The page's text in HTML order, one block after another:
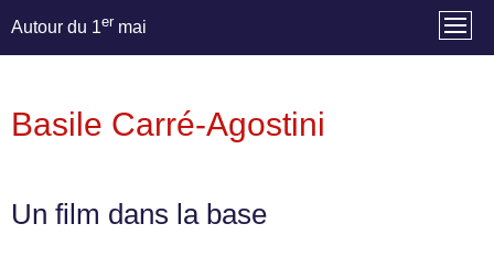
Autour du 1er mai
Basile Carré-Agostini
Un film dans la base